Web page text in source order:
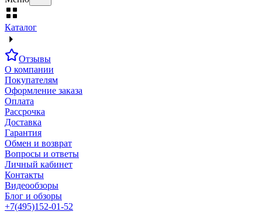
Каталог
Отзывы
О компании
Покупателям
Оформление заказа
Оплата
Рассрочка
Доставка
Гарантия
Обмен и возврат
Вопросы и ответы
Личный кабинет
Контакты
Видеообзоры
Блог и обзоры
+7(495)152-01-52